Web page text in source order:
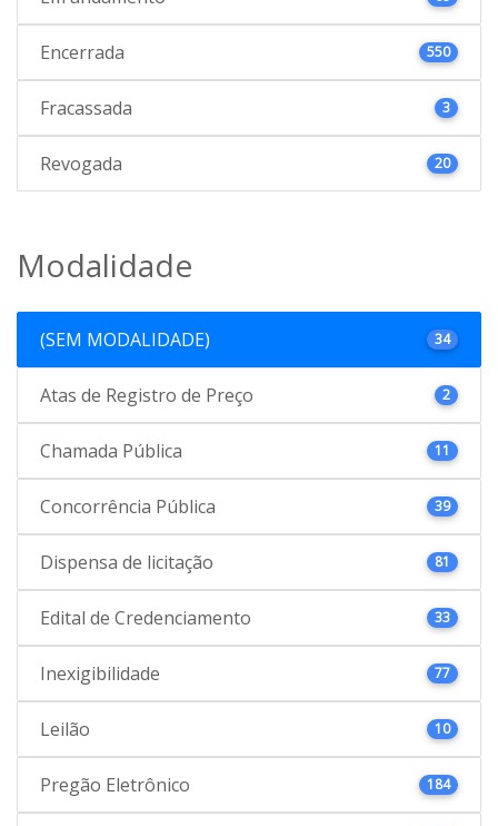
Encerrada 550
Fracassada 3
Revogada 20
Modalidade
(SEM MODALIDADE) 34
Atas de Registro de Preço 2
Chamada Pública 11
Concorrência Pública 39
Dispensa de licitação 81
Edital de Credenciamento 33
Inexigibilidade 77
Leilão 10
Pregão Eletrônico 184